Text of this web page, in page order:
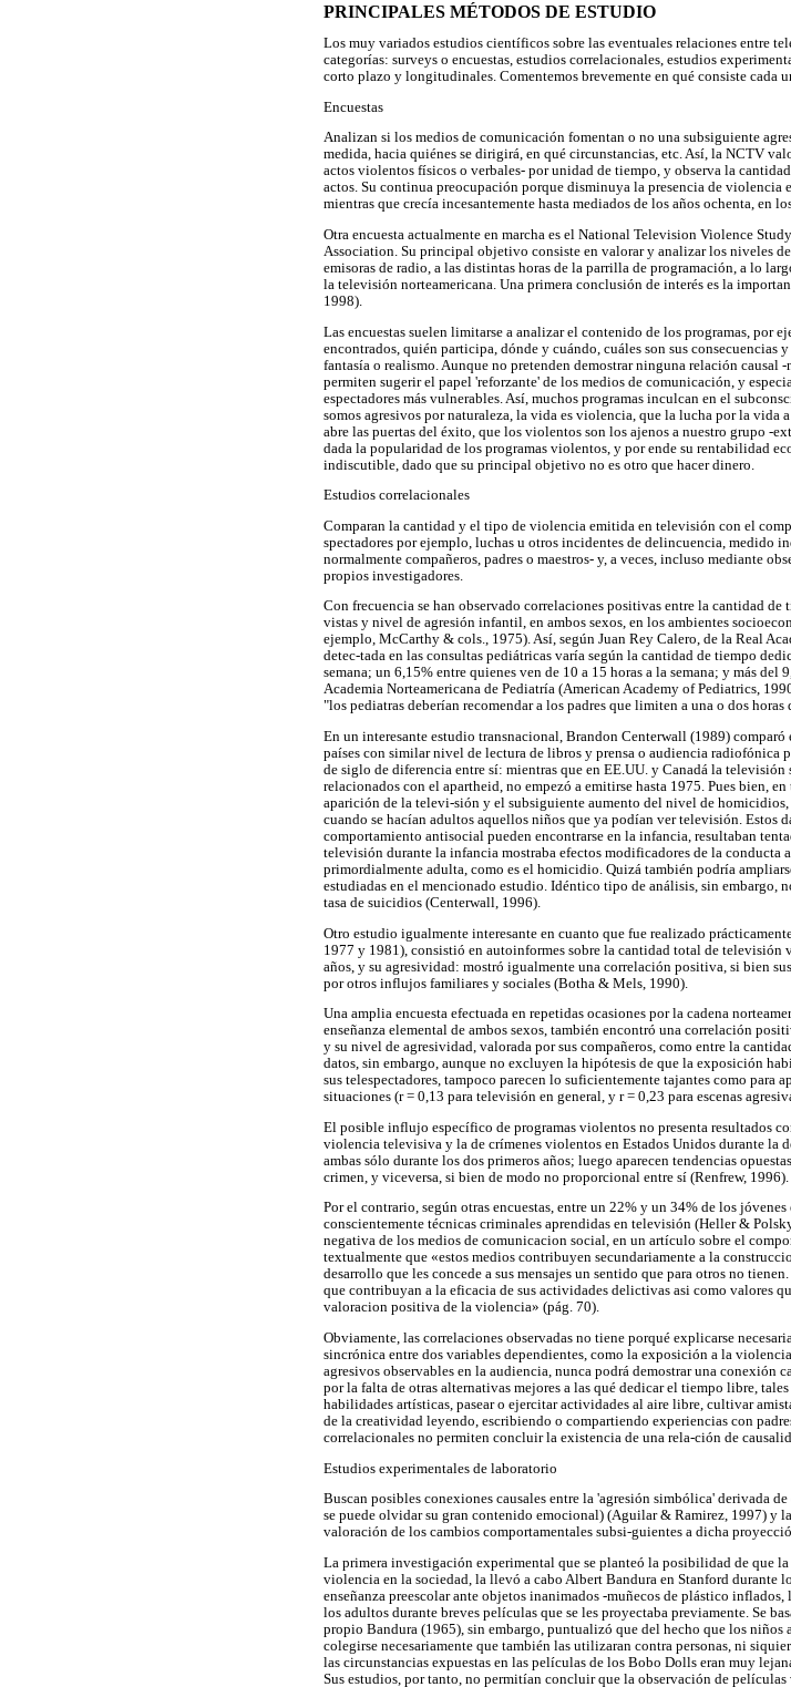
PRINCIPALES MÉTODOS DE ESTUDIO
Los muy variados estudios científicos sobre las eventuales relaciones entre
categorías: surveys o encuestas, estudios correlacionales, estudios
corto plazo y longitudinales. Comentemos brevemente en qué consiste cada
Encuestas
Analizan si los medios de comunicación fomentan o no una subsiguiente
medida, hacia quiénes se dirigirá, en qué circunstancias, etc. Así, la NCTV
actos violentos físicos o verbales- por unidad de tiempo, y observa la
actos. Su continua preocupación porque disminuya la presencia de violencia
mientras que crecía incesantemente hasta mediados de los años ochenta, en
Otra encuesta actualmente en marcha es el National Television Violence
Association. Su principal objetivo consiste en valorar y analizar los niveles
emisoras de radio, a las distintas horas de la parrilla de programación, a lo
la televisión norteamericana. Una primera conclusión de interés es la
1998).
Las encuestas suelen limitarse a analizar el contenido de los programas, por
encontrados, quién participa, dónde y cuándo, cuáles son sus consecuencias
fantasía o realismo. Aunque no pretenden demostrar ninguna relación
permiten sugerir el papel 'reforzante' de los medios de comunicación, y
espectadores más vulnerables. Así, muchos programas inculcan en el
somos agresivos por naturaleza, la vida es violencia, que la lucha por la
abre las puertas del éxito, que los violentos son los ajenos a nuestro grupo -
dada la popularidad de los programas violentos, y por ende su rentabilidad
indiscutible, dado que su principal objetivo no es otro que hacer dinero.
Estudios correlacionales
Comparan la cantidad y el tipo de violencia emitida en televisión con el
spectadores por ejemplo, luchas u otros incidentes de delincuencia, medido
normalmente compañeros, padres o maestros- y, a veces, incluso mediante
propios investigadores.
Con frecuencia se han observado correlaciones positivas entre la cantidad de
vistas y nivel de agresión infantil, en ambos sexos, en los ambientes
ejemplo, McCarthy & cols., 1975). Así, según Juan Rey Calero, de la Real
detec-tada en las consultas pediátricas varía según la cantidad de tiempo
semana; un 6,15% entre quienes ven de 10 a 15 horas a la semana; y más del
Academia Norteamericana de Pediatría (American Academy of Pediatrics,
"los pediatras deberían recomendar a los padres que limiten a una o dos
En un interesante estudio transnacional, Brandon Centerwall (1989)
países con similar nivel de lectura de libros y prensa o audiencia radiofónica
de siglo de diferencia entre sí: mientras que en EE.UU. y Canadá la
relacionados con el apartheid, no empezó a emitirse hasta 1975. Pues bien,
aparición de la televi-sión y el subsiguiente aumento del nivel de homicidios,
cuando se hacían adultos aquellos niños que ya podían ver televisión. Estos
comportamiento antisocial pueden encontrarse en la infancia, resultaban
televisión durante la infancia mostraba efectos modificadores de la conducta
primordialmente adulta, como es el homicidio. Quizá también podría
estudiadas en el mencionado estudio. Idéntico tipo de análisis, sin embargo,
tasa de suicidios (Centerwall, 1996).
Otro estudio igualmente interesante en cuanto que fue realizado
1977 y 1981), consistió en autoinformes sobre la cantidad total de televisión
años, y su agresividad: mostró igualmente una correlación positiva, si bien
por otros influjos familiares y sociales (Botha & Mels, 1990).
Una amplia encuesta efectuada en repetidas ocasiones por la cadena
enseñanza elemental de ambos sexos, también encontró una correlación
y su nivel de agresividad, valorada por sus compañeros, como entre la
datos, sin embargo, aunque no excluyen la hipótesis de que la exposición
sus telespectadores, tampoco parecen lo suficientemente tajantes como para
situaciones (r = 0,13 para televisión en general, y r = 0,23 para escenas
El posible influjo específico de programas violentos no presenta resultados
violencia televisiva y la de crímenes violentos en Estados Unidos durante la
ambas sólo durante los dos primeros años; luego aparecen tendencias
crimen, y viceversa, si bien de modo no proporcional entre sí (Renfrew, 1996).
Por el contrario, según otras encuestas, entre un 22% y un 34% de los
conscientemente técnicas criminales aprendidas en televisión (Heller &
negativa de los medios de comunicacion social, en un artículo sobre el
textualmente que «estos medios contribuyen secundariamente a la
desarrollo que les concede a sus mensajes un sentido que para otros no
que contribuyan a la eficacia de sus actividades delictivas asi como valores
valoracion positiva de la violencia» (pág. 70).
Obviamente, las correlaciones observadas no tiene porqué explicarse
sincrónica entre dos variables dependientes, como la exposición a la
agresivos observables en la audiencia, nunca podrá demostrar una conexión
por la falta de otras alternativas mejores a las qué dedicar el tiempo libre,
habilidades artísticas, pasear o ejercitar actividades al aire libre, cultivar
de la creatividad leyendo, escribiendo o compartiendo experiencias con
correlacionales no permiten concluir la existencia de una rela-ción de
Estudios experimentales de laboratorio
Buscan posibles conexiones causales entre la 'agresión simbólica' derivada
se puede olvidar su gran contenido emocional) (Aguilar & Ramirez, 1997) y
valoración de los cambios comportamentales subsi-guientes a dicha
La primera investigación experimental que se planteó la posibilidad de que
violencia en la sociedad, la llevó a cabo Albert Bandura en Stanford durante
enseñanza preescolar ante objetos inanimados -muñecos de plástico
los adultos durante breves películas que se les proyectaba previamente. Se
propio Bandura (1965), sin embargo, puntualizó que del hecho que los niños
colegirse necesariamente que también las utilizaran contra personas, ni
las circunstancias expuestas en las películas de los Bobo Dolls eran muy
Sus estudios, por tanto, no permitían concluir que la observación de